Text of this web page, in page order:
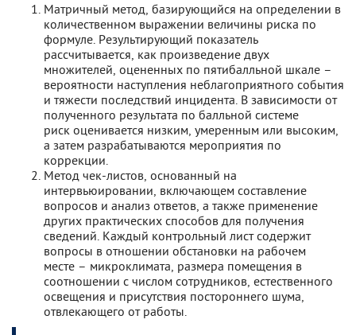
Матричный метод, базирующийся на определении в
количественном выражении величины риска по
формуле. Результирующий показатель
рассчитывается, как произведение двух
множителей, оцененных по пятибалльной шкале –
вероятности наступления неблагоприятного события
и тяжести последствий инцидента. В зависимости от
полученного результата по балльной системе
риск оценивается низким, умеренным или высоким,
а затем разрабатываются мероприятия по
коррекции.
Метод чек-листов, основанный на
интервьюировании, включающем составление
вопросов и анализ ответов, а также применение
других практических способов для получения
сведений. Каждый контрольный лист содержит
вопросы в отношении обстановки на рабочем
месте – микроклимата, размера помещения в
соотношении с числом сотрудников, естественного
освещения и присутствия постороннего шума,
отвлекающего от работы.